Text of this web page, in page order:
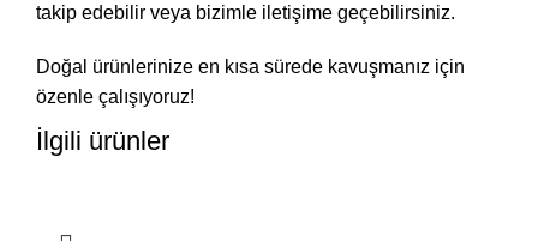
takip edebilir veya bizimle iletişime geçebilirsiniz.
Doğal ürünlerinize en kısa sürede kavuşmanız için
özenle çalışıyoruz!
İlgili ürünler